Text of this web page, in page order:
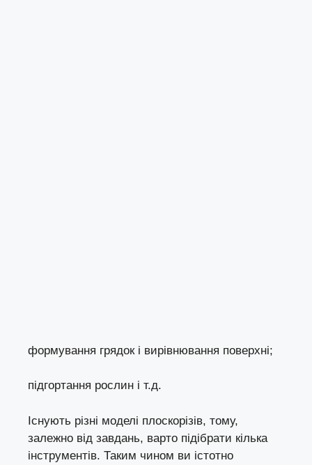
формування грядок і вирівнювання поверхні;
підгортання рослин і т.д.
Існують різні моделі плоскорізів, тому,
залежно від завдань, варто підібрати кілька
інструментів. Таким чином ви істотно